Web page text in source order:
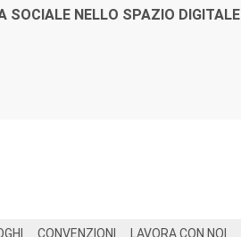
SOCIALE NELLO SPAZIO DIGITALE
CONVENZIONI LAVORA CON NOI